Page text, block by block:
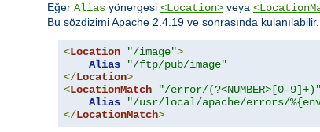
Eğer Alias yönergesi <Location> veya
Bu sözdizimi Apache 2.4.19 ve sonrasında kulanılabilir.
<Location "/image">
Alias
"/ftp/pub/image"
</Location>
<LocationMatch "/error/(?<NUMBER>[0-9]+)"
Alias
"/usr/local/apache/errors/
</LocationMatch>